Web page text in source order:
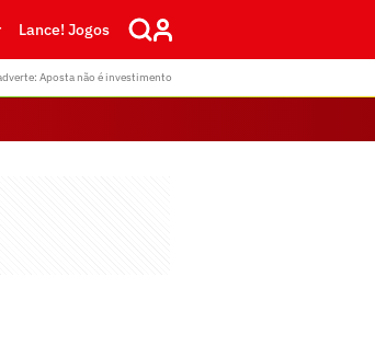
Lance! Jogos
Aposta não é investimento